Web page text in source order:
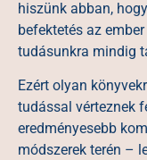
hiszünk abban,
befektetés az
tudásunkra mindig
Ezért olyan
tudással vérteznek
eredményesebb
módszerek terén –